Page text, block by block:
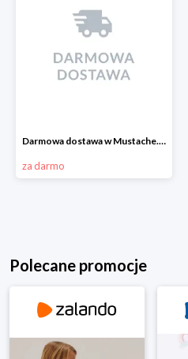
Darmowa dostawa w Mustache.pl
za darmo
Polecane promocje